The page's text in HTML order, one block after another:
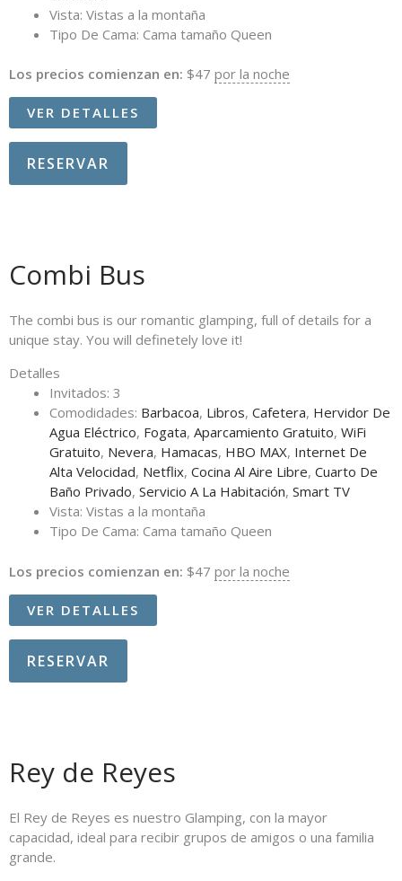
Vista: Vistas a la montaña
Tipo De Cama: Cama tamaño Queen
Los precios comienzan en: $47 por la noche
VER DETALLES
RESERVAR
Combi Bus
The combi bus is our romantic glamping, full of details for a
unique stay. You will definetely love it!
Detalles
Invitados: 3
Comodidades: Barbacoa, Libros, Cafetera, Hervidor De
Agua Eléctrico, Fogata, Aparcamiento Gratuito, WiFi
Gratuito, Nevera, Hamacas, HBO MAX, Internet De
Alta Velocidad, Netflix, Cocina Al Aire Libre, Cuarto De
Baño Privado, Servicio A La Habitación, Smart TV
Vista: Vistas a la montaña
Tipo De Cama: Cama tamaño Queen
Los precios comienzan en: $47 por la noche
VER DETALLES
RESERVAR
Rey de Reyes
El Rey de Reyes es nuestro Glamping, con la mayor
capacidad, ideal para recibir grupos de amigos o una familia
grande.